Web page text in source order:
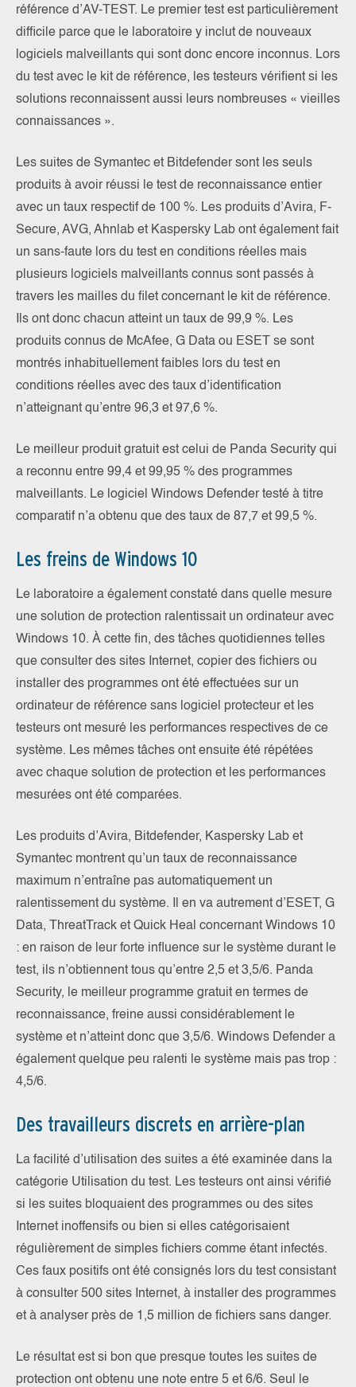
référence d’AV-TEST. Le premier test est particulièrement
difficile parce que le laboratoire y inclut de nouveaux
logiciels malveillants qui sont donc encore inconnus. Lors
du test avec le kit de référence, les testeurs vérifient si les
solutions reconnaissent aussi leurs nombreuses « vieilles
connaissances ».
Les suites de Symantec et Bitdefender sont les seuls
produits à avoir réussi le test de reconnaissance entier
avec un taux respectif de 100 %. Les produits d’Avira, F-
Secure, AVG, Ahnlab et Kaspersky Lab ont également fait
un sans-faute lors du test en conditions réelles mais
plusieurs logiciels malveillants connus sont passés à
travers les mailles du filet concernant le kit de référence.
Ils ont donc chacun atteint un taux de 99,9 %. Les
produits connus de McAfee, G Data ou ESET se sont
montrés inhabituellement faibles lors du test en
conditions réelles avec des taux d’identification
n’atteignant qu’entre 96,3 et 97,6 %.
Le meilleur produit gratuit est celui de Panda Security qui
a reconnu entre 99,4 et 99,95 % des programmes
malveillants. Le logiciel Windows Defender testé à titre
comparatif n’a obtenu que des taux de 87,7 et 99,5 %.
Les freins de Windows 10
Le laboratoire a également constaté dans quelle mesure
une solution de protection ralentissait un ordinateur avec
Windows 10. À cette fin, des tâches quotidiennes telles
que consulter des sites Internet, copier des fichiers ou
installer des programmes ont été effectuées sur un
ordinateur de référence sans logiciel protecteur et les
testeurs ont mesuré les performances respectives de ce
système. Les mêmes tâches ont ensuite été répétées
avec chaque solution de protection et les performances
mesurées ont été comparées.
Les produits d’Avira, Bitdefender, Kaspersky Lab et
Symantec montrent qu’un taux de reconnaissance
maximum n’entraîne pas automatiquement un
ralentissement du système. Il en va autrement d’ESET, G
Data, ThreatTrack et Quick Heal concernant Windows 10
: en raison de leur forte influence sur le système durant le
test, ils n’obtiennent tous qu’entre 2,5 et 3,5/6. Panda
Security, le meilleur programme gratuit en termes de
reconnaissance, freine aussi considérablement le
système et n’atteint donc que 3,5/6. Windows Defender a
également quelque peu ralenti le système mais pas trop :
4,5/6.
Des travailleurs discrets en arrière-plan
La facilité d’utilisation des suites a été examinée dans la
catégorie Utilisation du test. Les testeurs ont ainsi vérifié
si les suites bloquaient des programmes ou des sites
Internet inoffensifs ou bien si elles catégorisaient
régulièrement de simples fichiers comme étant infectés.
Ces faux positifs ont été consignés lors du test consistant
à consulter 500 sites Internet, à installer des programmes
et à analyser près de 1,5 million de fichiers sans danger.
Le résultat est si bon que presque toutes les suites de
protection ont obtenu une note entre 5 et 6/6. Seul le